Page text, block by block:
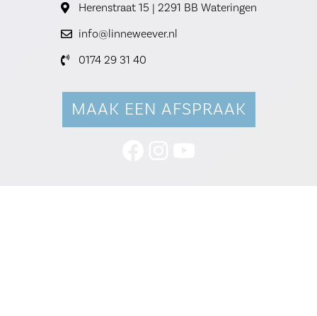
Herenstraat 15 | 2291 BB Wateringen
info@linneweever.nl
0174 29 31 40
MAAK EEN AFSPRAAK